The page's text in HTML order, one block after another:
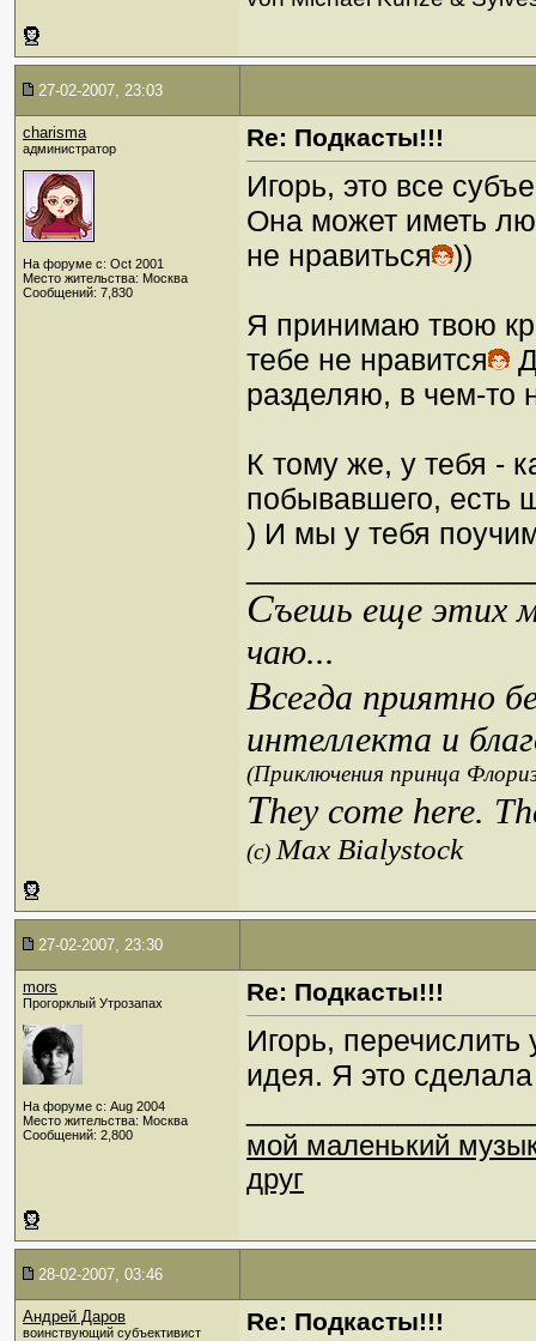
27-02-2007, 23:03
charisma
администратор
На форуме с: Oct 2001
Место жительства: Москва
Сообщений: 7,830
Re: Подкасты!!!
Игорь, это все
Она может иметь
не нравиться
))
Я принимаю твою
тебе не нравится
разделяю, в чем-то
К тому же, у тебя -
побывавшего, есть
) И мы у тебя
Съешь еще этих
чаю...
Всегда приятно
интеллекта и
(Приключения принца
They come here.
(c)Max Bialystock
27-02-2007, 23:30
mors
Прогорклый Утрозапах
На форуме с: Aug 2004
Место жительства: Москва
Сообщений: 2,800
Re: Подкасты!!!
Игорь,
идея. Я это
мой маленький
друг
28-02-2007, 03:46
Андрей Даров
воинствующий субъективист
Re: Подкасты!!!